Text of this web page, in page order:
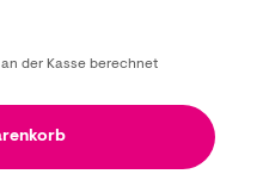
der Kasse berechnet